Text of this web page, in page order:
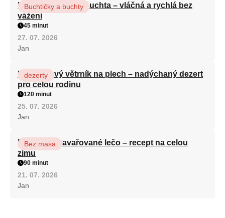
Hrnková maková buchta – vláčná a rychlá bez
vážení
Buchtičky a buchty
45 minut
27. 07. 2026
Jan
Karamelový větrník na plech – nadýchaný dezert
pro celou rodinu
dezerty
120 minut
25. 07. 2026
Jan
Babiččino zavařované lečo – recept na celou
zimu
Bez masa
90 minut
21. 07. 2026
Jan